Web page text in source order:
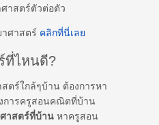
าสตร์ตัวต่อตัว
ศาสตร์ คลิกที่นี่เลย
ที่ไหนดี?
ตร์ใกล้ๆบ้าน ต้องการหา
การครูสอนคณิตที่บ้าน
าสตร์ที่บ้าน หาครูสอน